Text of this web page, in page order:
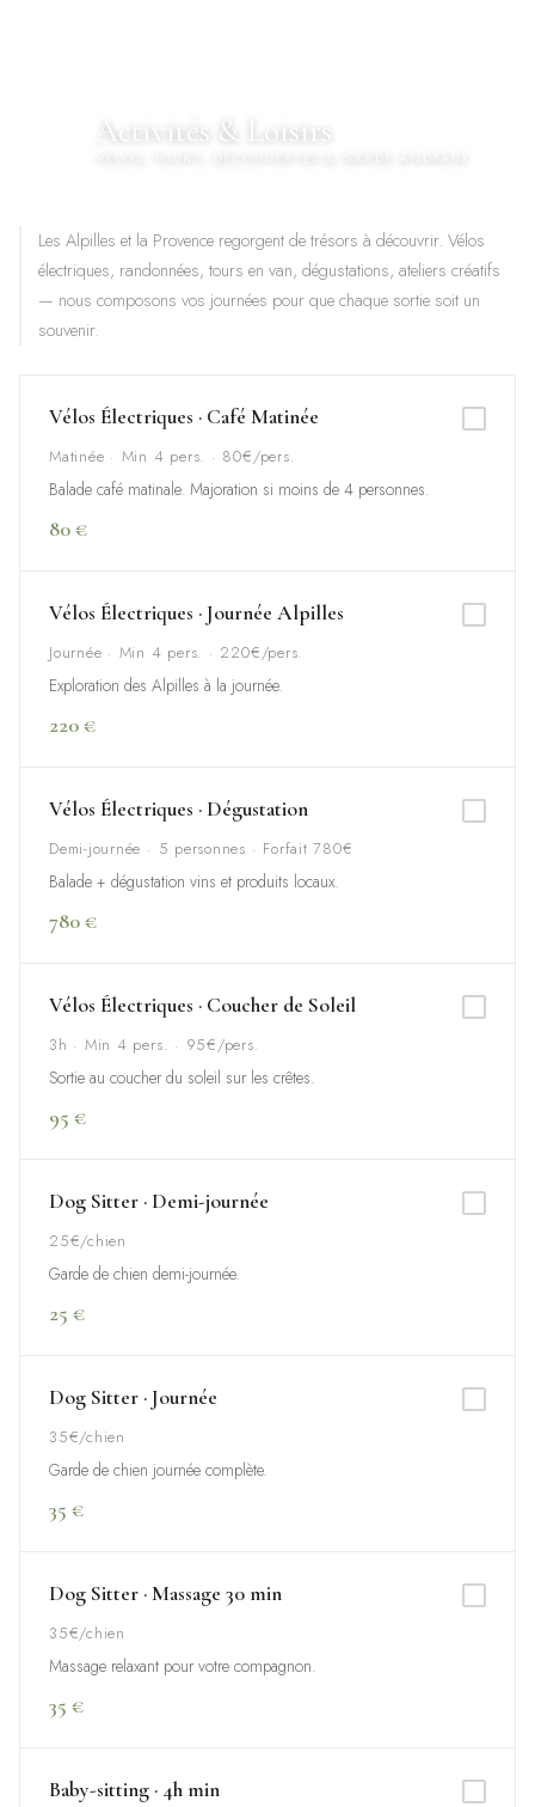
Activités & Loisirs
Les Alpilles et la Provence regorgent de trésors à découvrir. Vélos
électriques, randonnées, tours en van, dégustations, ateliers créatifs
— nous composons vos journées pour que chaque sortie soit un
souvenir.
Vélos Électriques · Café Matinée
Matinée · Min 4 pers. · 80€/pers.
Balade café matinale. Majoration si moins de 4 personnes.
80 €
Vélos Électriques · Journée Alpilles
Journée · Min 4 pers. · 220€/pers.
Exploration des Alpilles à la journée.
220 €
Vélos Électriques · Dégustation
Demi-journée · 5 personnes · Forfait 780€
Balade + dégustation vins et produits locaux.
780 €
Vélos Électriques · Coucher de Soleil
3h · Min 4 pers. · 95€/pers.
Sortie au coucher du soleil sur les crêtes.
95 €
Dog Sitter · Demi-journée
25€/chien
Garde de chien demi-journée.
25 €
Dog Sitter · Journée
35€/chien
Garde de chien journée complète.
35 €
Dog Sitter · Massage 30 min
35€/chien
Massage relaxant pour votre compagnon.
35 €
Baby-sitting · 4h min